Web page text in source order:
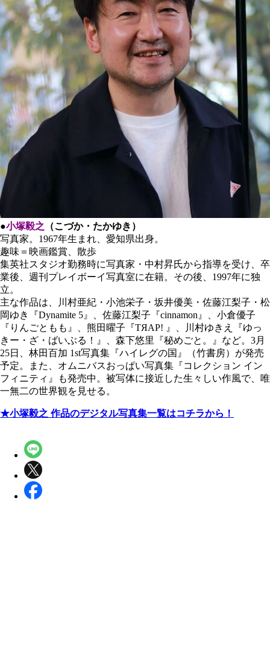
●小塚毅之 （こづか・たかゆき）
写真家。1967年生まれ、愛知県出身。
趣味＝映画鑑賞、散歩
集英社スタジオ勤務時に写真家・中村昇氏から指導を受け、卒
業後、週刊プレイボーイ写真室に在籍。その後、1997年に独
立。
主な作品は、川村亜紀・小池栄子・坂井優美・佐藤江梨子・松
岡ゆき『Dynamite 5』、佐藤江梨子『cinnamon』、小倉優子
『りんごともも』、熊田曜子『TЯAP! 』、川村ゆきえ『ゆっ
きー・ざ・ばいぶる！』、森下悠里『秘めごと。』など。3月
25日、林田百加 1st写真集『ハイレグの国』（竹書房）が発売
予定。また、オムニバスおっぱい写真集『コレクション イン
フィニティ』も発売中。被写体に接近した生々しい作風で、唯
一無二の世界観を見せる。
★小塚毅之 作品のデジタル写真集一覧はコチラから！